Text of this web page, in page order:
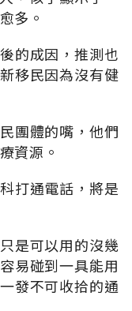
多。
的成因，推測也
移民因為沒有健
團體的嘴，他們
資源。
打通電話，將是
是可以用的沒幾
易碰到一具能用
發不可收拾的通